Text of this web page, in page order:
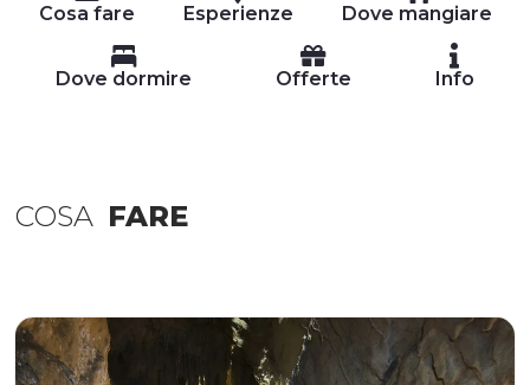
Cosa fare Esperienze Dove mangiare
Dove dormire Offerte Info
COSA FARE